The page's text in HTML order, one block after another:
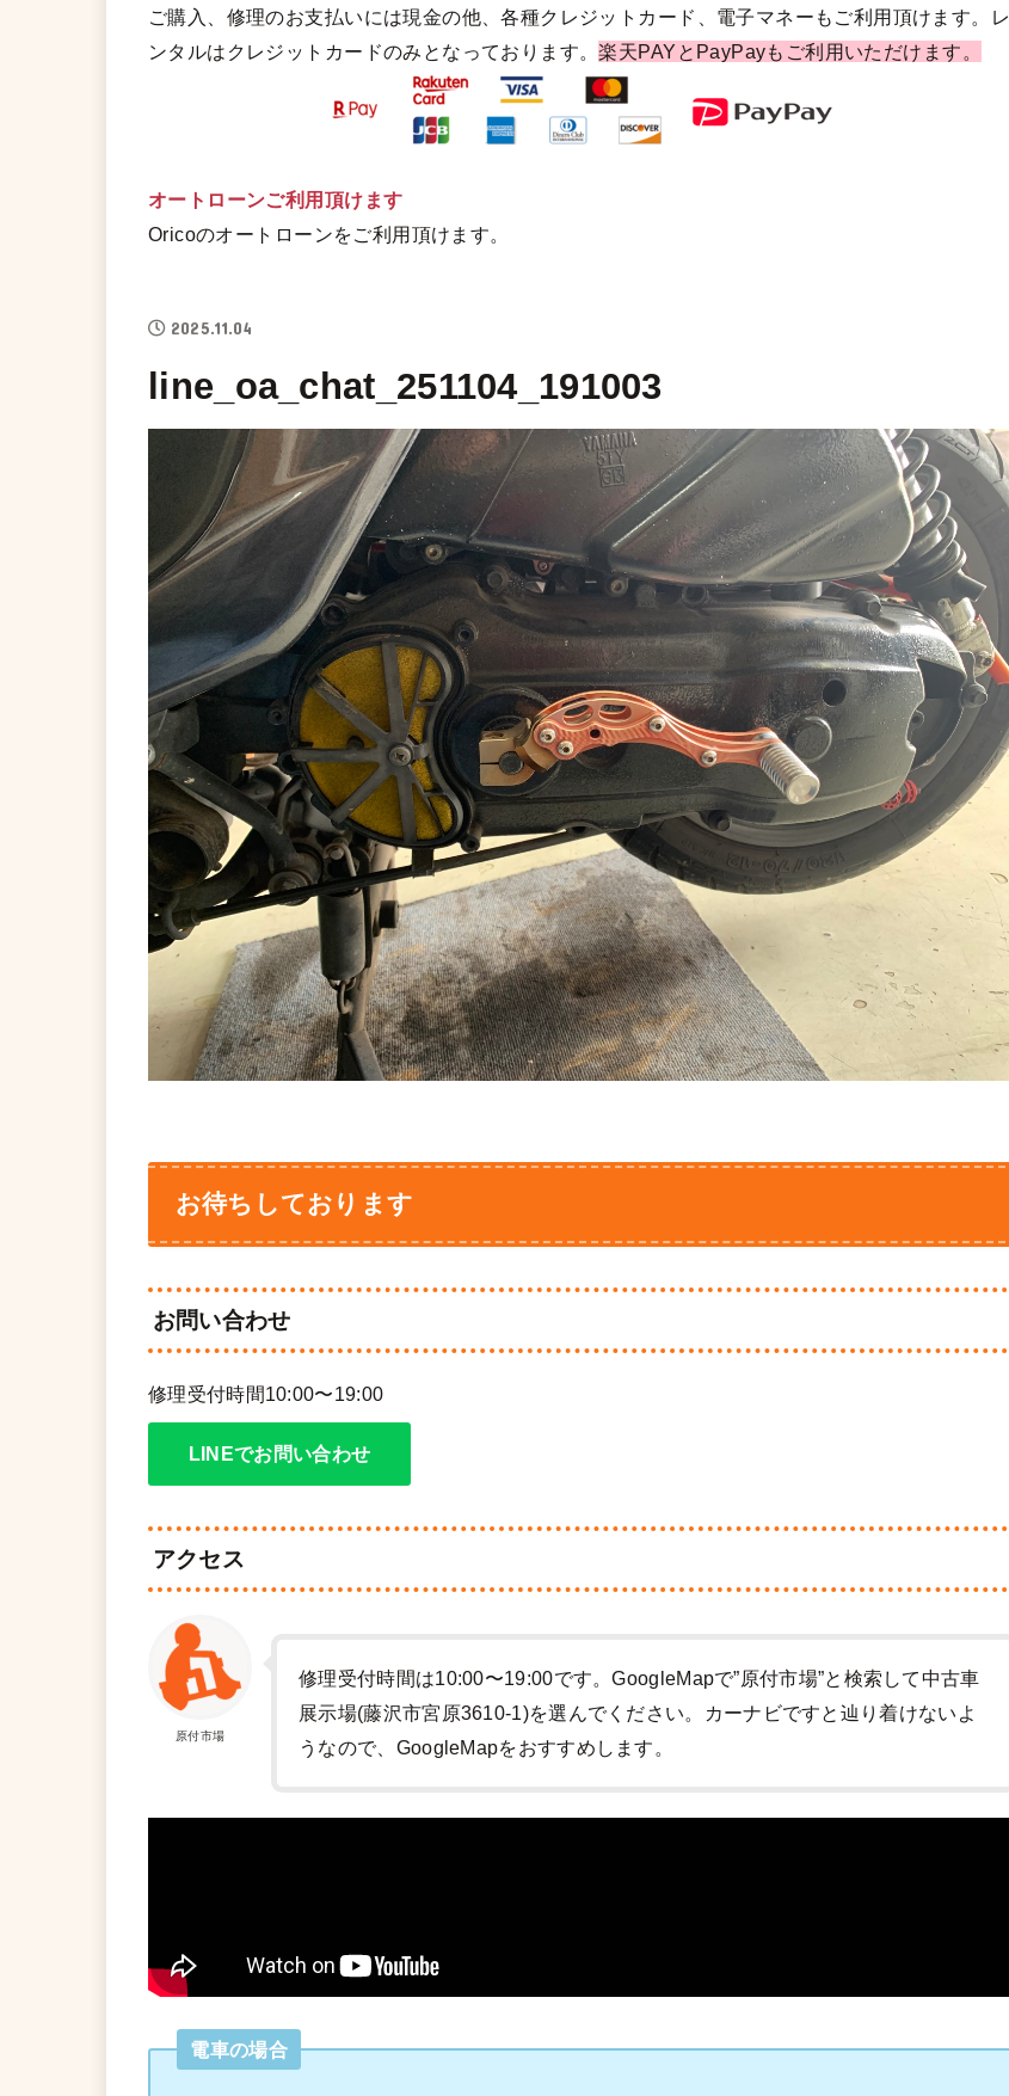
ご購入、修理のお支払いには現金の他、各種クレジットカード、電子マネーもご利用頂けます。レ
ンタルはクレジットカードのみとなっております。楽天PAYとPayPayもご利用いただけます。
オートローンご利用頂けます
Oricoのオートローンをご利用頂けます。
2025.11.04
line_oa_chat_251104_191003
お待ちしております
お問い合わせ
修理受付時間10:00〜19:00
LINEでお問い合わせ
アクセス
原付市場
修理受付時間は10:00〜19:00です。GoogleMapで”原付市場”と検索して中古車
展示場(藤沢市宮原3610-1)を選んでください。カーナビですと辿り着けないよ
うなので、GoogleMapをおすすめします。
電車の場合